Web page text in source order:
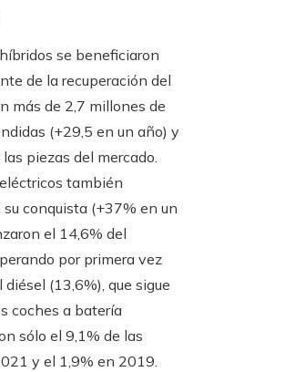
se beneficiaron
de la recuperación del
más de 2,7 millones de
(+29,5 en un año) y
piezas del mercado.
también
conquista (+37% en un
el 14,6% del
por primera vez
diésel (13,6%), que sigue
coches a batería
sólo el 9,1% de las
y el 1,9% en 2019.